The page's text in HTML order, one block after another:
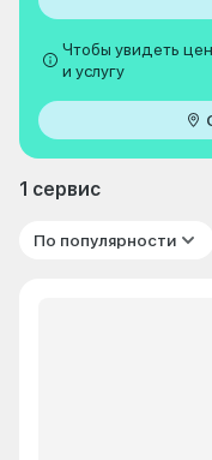
Чтобы увидеть
и услугу
1 сервис
По популярности